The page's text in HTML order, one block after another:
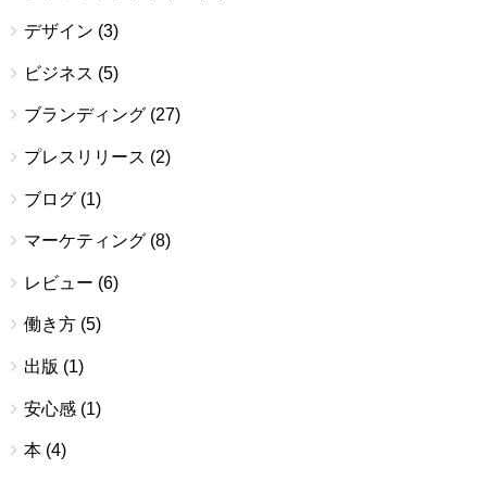
デザイン (3)
ビジネス (5)
ブランディング (27)
プレスリリース (2)
ブログ (1)
マーケティング (8)
レビュー (6)
働き方 (5)
出版 (1)
安心感 (1)
本 (4)